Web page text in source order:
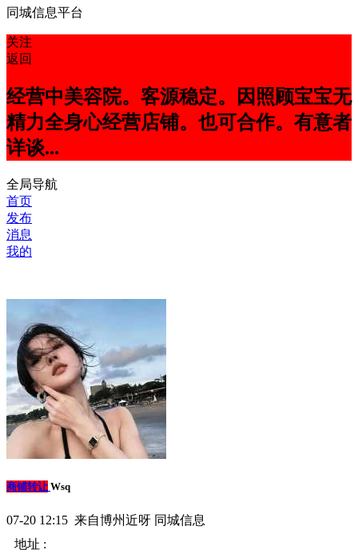
同城信息平台
关注
返回
经营中美容院。客源稳定。因照顾宝宝无
精力全身心经营店铺。也可合作。有意者
详谈...
全局导航
首页
发布
消息
我的
商铺转让 Wsq
07-20 12:15 来自博州近呀 同城信息
地址 :